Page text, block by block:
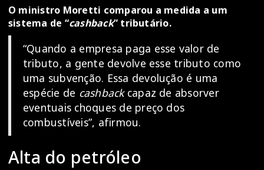
O ministro Moretti comparou a medida a um
sistema de “cashback” tributário.
“Quando a empresa paga esse valor de
tributo, a gente devolve esse tributo como
uma subvenção. Essa devolução é uma
espécie de cashbackcapaz de absorver
eventuais choques de preço dos
combustíveis”, afirmou.
Alta do petróleo